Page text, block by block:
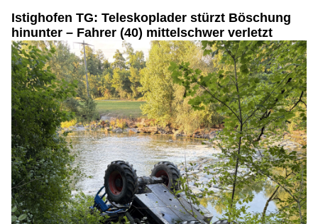
Istighofen TG: Teleskoplader stürzt Böschung
hinunter – Fahrer (40) mittelschwer verletzt